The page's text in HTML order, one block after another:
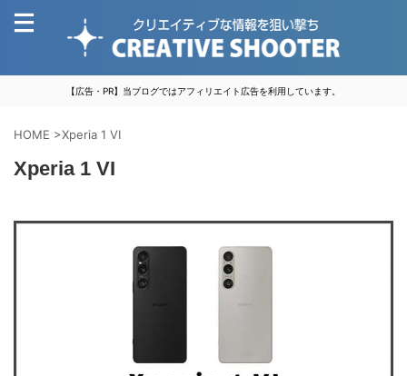
【広告・PR】当ブログではアフィリエイト広告を利用しています。
HOME >Xperia 1 VI
Xperia 1 VI